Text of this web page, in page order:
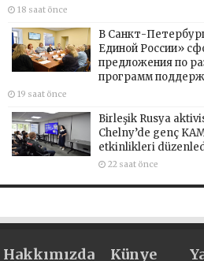
18 saat önce
В Санкт-
Единой России»
предложения по
программ
19 saat önce
Birleşik Rusya
Chelny’de genç
etkinlikleri
22 saat önce
Hakkımızda Künye